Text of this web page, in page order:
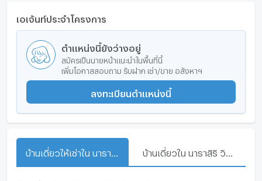
มาสร้างเป็นปฏิมากรรมแห่งสัญญะ สะท้อนถึงบ้านที่เป็นชัยชนะที่
ส่วนกลางของโครงการออกแบบมาอย่างอลังการตั้งแต่ทาง
เข้า จนถึงพื้นที่สวนกว่า 5 ไร่
สะท้อนภาพความหรูหราและใส่ใจในทุกรายละเอียด Main Gate
ขนาดใหญ่
กว้างกว่า 140 เมตร แรงบันดาลใจจากยุคทองฝรั่งเศส
ถนนกรุงเทพกรีฑา
เอเจ้นท์ประจำโครงการ
ตำแหน่งนี้ยังว่างอยู่
สมัครเป็นนายหน้าแนะนำในพื้นที่นี้
เพิ่มโอกาสสอบถาม รับฝาก เช่า/ขาย อสังหาฯ
ลงทะเบียนตำแหน่งนี้